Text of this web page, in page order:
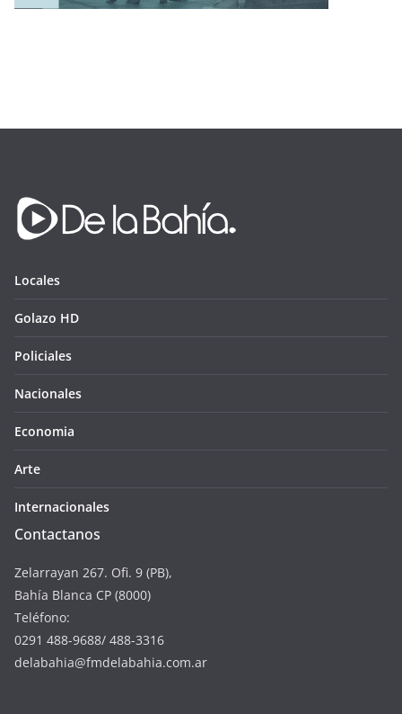
Locales
Golazo HD
Policiales
Nacionales
Economia
Arte
Internacionales
Contactanos
Zelarrayan 267. Ofi. 9 (PB),
Bahía Blanca CP (8000)
Teléfono:
0291 488-9688/ 488-3316
delabahia@fmdelabahia.com.ar